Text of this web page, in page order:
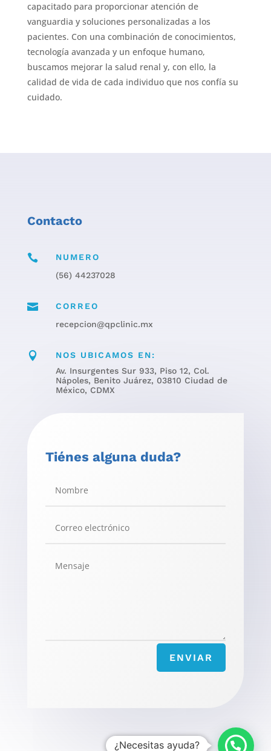
capacitado para proporcionar atención de
vanguardia y soluciones personalizadas a los
pacientes. Con una combinación de conocimientos,
tecnología avanzada y un enfoque humano,
buscamos mejorar la salud renal y, con ello, la
calidad de vida de cada individuo que nos confía su
cuidado.
Contacto

NUMERO
(56) 44237028

CORREO
recepcion@qpclinic.mx

NOS UBICAMOS EN:
Av. Insurgentes Sur 933, Piso 12, Col.
Nápoles, Benito Juárez, 03810 Ciudad de
México, CDMX
Tiénes alguna duda?
ENVIAR
¿Necesitas ayuda?